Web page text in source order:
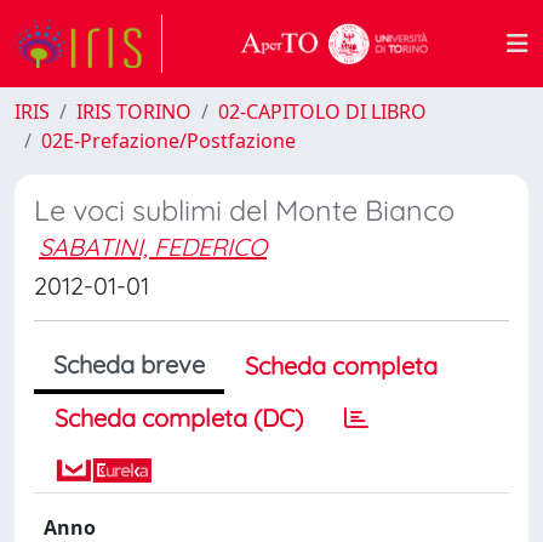
IRIS IRIS TORINO
02-CAPITOLO DI LIBRO
02E-Prefazione/Postfazione
Le voci sublimi del Monte Bianco
SABATINI, FEDERICO
2012-01-01
Scheda breve
Scheda completa
Scheda completa (DC)
Anno